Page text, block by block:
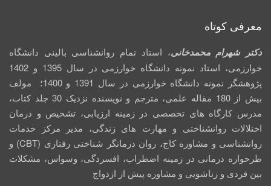
معرفی کوتاه
دکتر شهرام محمدخانی، استاد تمام روانشناسی بالینی دانشگاه
خوارزمی، استاد نمونه دانشگاه خوارزمی در سال 1395 و 1402
پژوهشگر نمونه دانشگاه خوارزمی در سال 1391 و 1400؛ مولف
بیش از 180 مقاله علمی، مترجم و نویسنده نزدیک 30 جلد کتاب،
مدرس کارگاه­ های تخصصی در زمینه ارزیابی، تشخیص و درمان
اختلالات روانشناختی و مهارت های زندگی، مدیر مرکز خدمات
روانشناسی و مشاوره کاج، روان­ درمانگر شناختی رفتاری (CBT) و
طرحواره درمانی در زمینه اضطراب، افسردگی، وسواس، مشکلات
بین فردی و زناشویی و مشاوره پیش از ازدواج